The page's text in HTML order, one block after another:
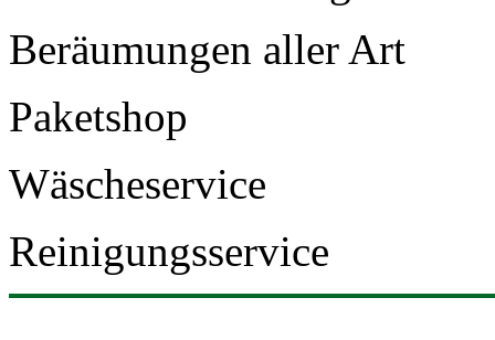
Beräumungen aller Art
Paketshop
Wäscheservice
Reinigungsservice